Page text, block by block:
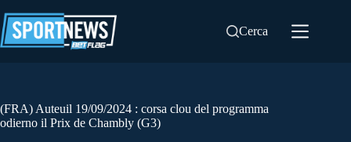
al
contenuto
Cerca
(FRA) Auteuil 19/09/2024 : corsa clou del programma
odierno il Prix de Chambly (G3)